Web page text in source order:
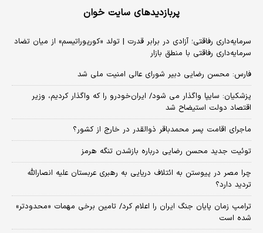
پربازدیدهای سایت خوان
سرمایه‌داری رفاقتی؛ آزادی در برابر قدرت | تولد «کورپوراتیسم» از میان تضاد
سرمایه‌داری رفاقتی با منطق بازار
فارس: محسن رضایی دبیر شورای عالی امنیت ملی شد
پزشکیان: سایپا واگذار می شود/ ایران‌خودرو را که واگذار کردیم، وزیر
اقتصاد دولت استیضاح شد
ماجرای اقامت پسر محمدباقر ذوالقدر در خارج از کشور؟
توئیت جدید محسن رضایی درباره بازشدن تنگه هرمز
چرا مصر در پیوستن به ائتلاف دریایی به رهبری عربستان علیه انصارالله
تردید دارد؟
ترامپ زمان پایان جنگ ایران را اعلام کرد/ تامین برخی مهمات «محدودتر»
شده است